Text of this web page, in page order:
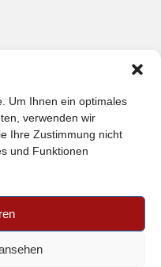
Um Ihnen ein optimales
verwenden wir
Ihre Zustimmung nicht
und Funktionen
Streitbeilegung